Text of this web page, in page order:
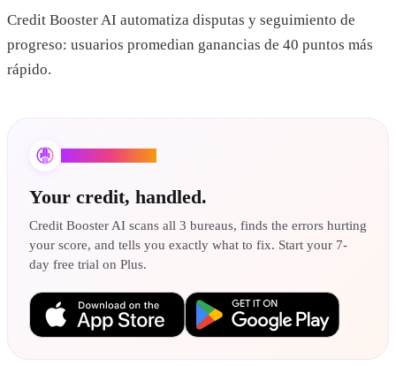
Credit Booster AI automatiza disputas y seguimiento de
progreso: usuarios promedian ganancias de 40 puntos más
rápido.
Your credit, handled.
Credit Booster AI scans all 3 bureaus, finds the errors hurting
your score, and tells you exactly what to fix. Start your 7-
day free trial on Plus.